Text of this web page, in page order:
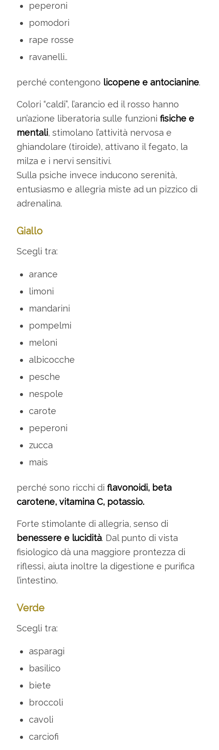
peperoni
pomodori
rape rosse
ravanelli..
perché contengono licopene e antocianine.
Colori “caldi”, l’arancio ed il rosso hanno
un’azione liberatoria sulle funzioni fisiche e
mentali, stimolano l’attività nervosa e
ghiandolare (tiroide), attivano il fegato, la
milza e i nervi sensitivi.
Sulla psiche invece inducono serenità,
entusiasmo e allegria miste ad un pizzico di
adrenalina.
Giallo
Scegli tra:
arance
limoni
mandarini
pompelmi
meloni
albicocche
pesche
nespole
carote
peperoni
zucca
mais
perché sono ricchi di flavonoidi, beta
carotene, vitamina C, potassio.
Forte stimolante di allegria, senso di
benessere e lucidità. Dal punto di vista
fisiologico dà una maggiore prontezza di
riflessi, aiuta inoltre la digestione e purifica
l’intestino.
Verde
Scegli tra:
asparagi
basilico
biete
broccoli
cavoli
carciofi